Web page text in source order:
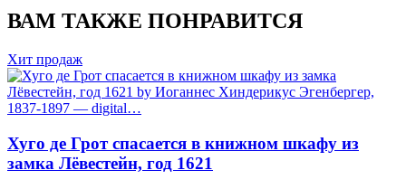
ВАМ ТАКЖЕ ПОНРАВИТСЯ
Хит продаж
Хуго де Грот спасается в книжном шкафу из
замка Лёвестейн, год 1621